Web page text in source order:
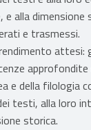
alla dimensione
e trasmessi.
attesi:
e della filologia
testi, alla loro
storica.